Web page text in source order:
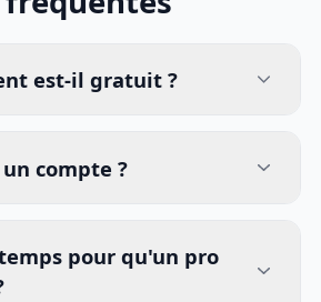
est-il gratuit ?
compte ?
pour qu'un pro